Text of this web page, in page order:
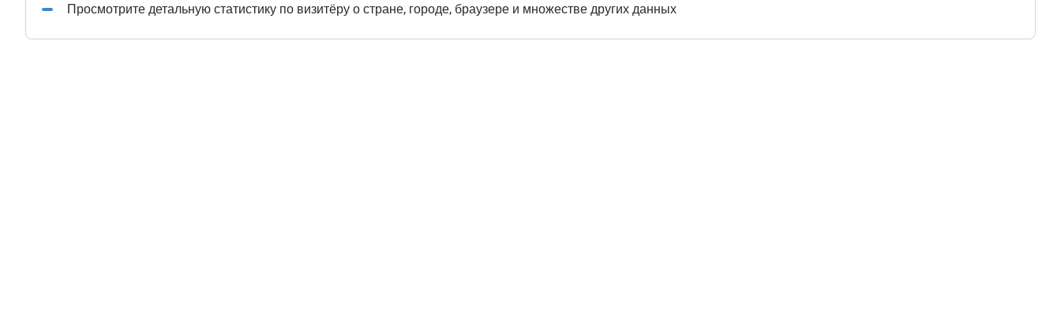
Просмотрите детальную статистику по визитёру о стране, городе, браузере и множестве других данных